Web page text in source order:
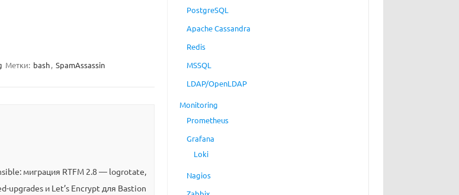
Метки: bash, SpamAssassin
миграция RTFM 2.8 — logrotate,
upgrades и Let’s Encrypt для Bastion
PostgreSQL
Apache Cassandra
Redis
MSSQL
LDAP/OpenLDAP
Monitoring
Prometheus
Grafana
Loki
Nagios